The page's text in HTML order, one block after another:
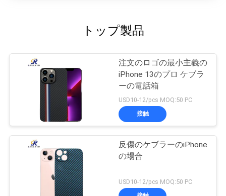
トップ製品
注文のロゴの最小主義の
iPhone 13のプロ ケブラ
ーの電話箱
USD10-12/pcs MOQ:50 PC
接触
反傷のケブラーのiPhone
の場合
USD10-12/pcs MOQ:50 PC